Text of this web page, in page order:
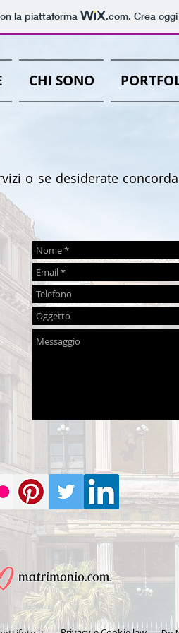
la piattaforma .com. Crea
CHI SONO
o se desiderate